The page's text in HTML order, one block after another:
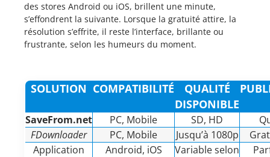
des stores Android ou iOS, brillent une minute,
s’effondrent la suivante. Lorsque la gratuité attire, la
résolution s’effrite, il reste l’interface, brillante ou
frustrante, selon les humeurs du moment.
SOLUTION COMPATIBILITÉ
QUALITÉ
DISPONIBLE
SaveFrom.net PC, Mobile SD, HD
FDownloader
PC, Mobile Jusqu’à 1080p
Application
Android, iOS
Variable selon